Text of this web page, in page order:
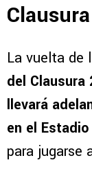
La vuelta de
del Clausura
llevará
en el
para jugarse